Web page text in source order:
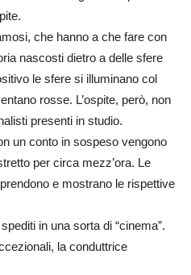
che hanno a che fare con
nascosti dietro a delle sfere
le sfere si illuminano col
rosse. L’ospite, però, non
presenti in studio.
un conto in sospeso vengono
per circa mezz’ora. Le
e mostrano le rispettive
in una sorta di “cinema”.
la conduttrice